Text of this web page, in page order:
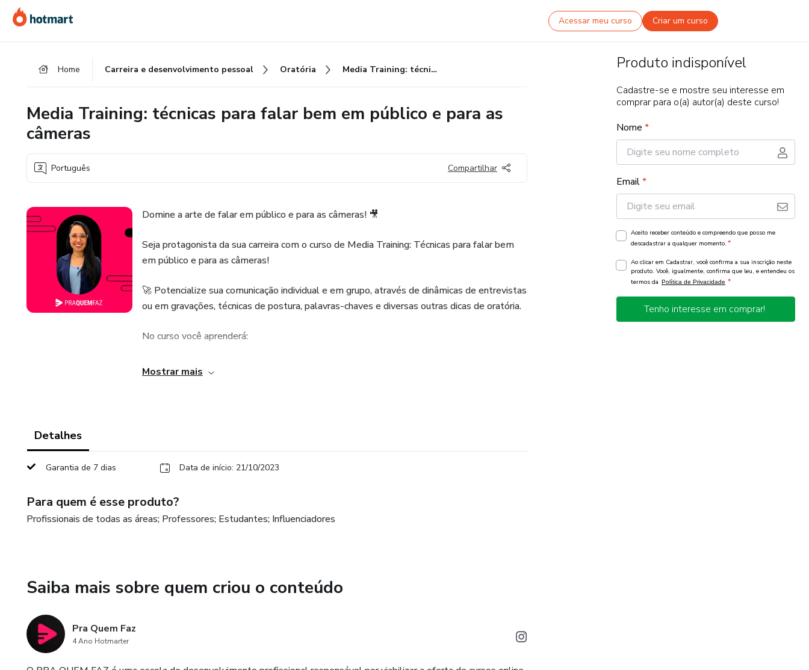
para
o
para
o
para
o
Acessar meu curso Criar um curso
Home Carreira e desenvolvimento pessoal Oratória Media Training: técnicas para falar bem em público e para as câmeras
Media Training: técnicas para falar bem em público e para as
câmeras
Português Compartilhar
Domine a arte de falar em público e para as câmeras! 🎥
Seja protagonista da sua carreira com o curso de Media Training: Técnicas para falar bem
em público e para as câmeras!
🚀 Potencialize sua comunicação individual e em grupo, através de dinâmicas de entrevistas
ou em gravações, técnicas de postura, palavras-chaves e diversas outras dicas de oratória.
No curso você aprenderá:
📌 Conceito de oratória
📌 Estudo de caso
📌 A comunicação corporativa e a consultoria de Media Training
🕘 09h às 17h
Mostrar mais
Detalhes
Garantia de 7 dias Data de início: 21/10/2023
Para quem é esse produto?
Profissionais de todas as áreas; Professores; Estudantes; Influenciadores
Saiba mais sobre quem criou o conteúdo
Pra Quem Faz
4 Ano Hotmarter
Produto indisponível
Cadastre-se e mostre seu interesse em
comprar para o(a) autor(a) deste curso!
Nome *
Email*
Aceito receber conteúdo e compreendo que posso me
descadastrar a qualquer momento. *
Ao clicar em Cadastrar, você confirma a sua inscrição neste
produto. Você, igualmente, confirma que leu, e entendeu os
termos da Política de Privacidade *
Tenho interesse em comprar!